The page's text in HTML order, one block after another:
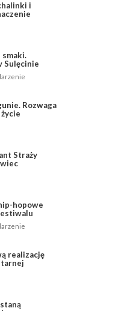
i
smaki.
Sulęcinie
Rozwaga
Straży
hopowe
realizację